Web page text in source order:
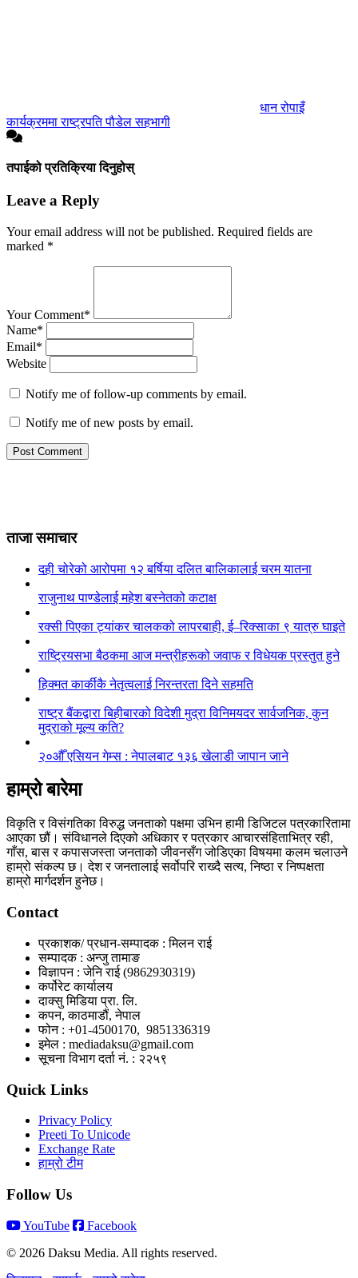
धान रोपाइँ
कार्यक्रममा राष्ट्रपति पौडेल सहभागी
तपाईको प्रतिक्रिया दिनुहोस्
Leave a Reply
Your email address will not be published. Required fields are
marked *
Your Comment*
Name*
Email*
Website
Notify me of follow-up comments by email.
Notify me of new posts by email.
ताजा समाचार
दही चोरेको आरोपमा १२ बर्षिया दलित बालिकालाई चरम यातना
राजुनाथ पाण्डेलाई महेश बस्नेतको कटाक्ष
रक्सी पिएका ट्यांकर चालकको लापरबाही, ई–रिक्साका ९ यात्रु घाइते
राष्ट्रियसभा बैठकमा आज मन्त्रीहरूको जवाफ र विधेयक प्रस्तुत हुने
हिक्मत कार्कीकै नेतृत्वलाई निरन्तरता दिने सहमति
राष्ट्र बैंकद्वारा बिहीबारको विदेशी मुद्रा विनिमयदर सार्वजनिक, कुन
मुद्राको मूल्य कति?
२०औँ एसियन गेम्स : नेपालबाट १३६ खेलाडी जापान जाने
हाम्रो बारेमा
विकृति र विसंगतिका विरुद्ध जनताको पक्षमा उभिन हामी डिजिटल पत्रकारितामा
आएका छौं। संविधानले दिएको अधिकार र पत्रकार आचारसंहिताभित्र रही,
गाँस, बास र कपासजस्ता जनताको जीवनसँग जोडिएका विषयमा कलम चलाउने
हाम्रो संकल्प छ। देश र जनतालाई सर्वोपरि राख्दै सत्य, निष्ठा र निष्पक्षता
हाम्रो मार्गदर्शन हुनेछ।
Contact
प्रकाशक/ प्रधान-सम्पादक : मिलन राई
सम्पादक : अन्जु तामाङ
विज्ञापन : जेनि राई (9862930319)
कर्पोरेट कार्यालय
दाक्सु मिडिया प्रा. लि.
कपन, काठमाडौं, नेपाल
फोन : +01-4500170, 9851336319
इमेल : mediadaksu@gmail.com
सूचना विभाग दर्ता नं. : २२५९
Quick Links
Privacy Policy
Preeti To Unicode
Exchange Rate
हाम्रो टीम
Follow Us
YouTube
Facebook
© 2026 Daksu Media. All rights reserved.